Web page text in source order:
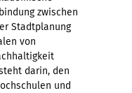
zwischen
Stadtplanung
von
darin, den
und